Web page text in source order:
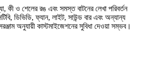
কী ও শেলের রঙ এবং সমস্ত বাটনের লেখা পরিবর্তন
ডিভিডি, ফ্যান, লাইট, সাউন্ড বার এবং অন্যান্য
অনুযায়ী কাস্টমাইজেশনের সুবিধা দেওয়া সম্ভব।